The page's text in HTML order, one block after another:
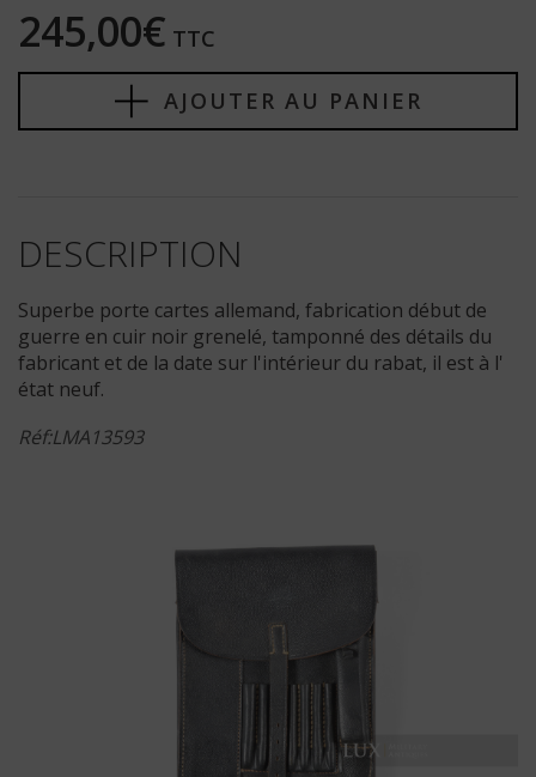
245,00€ TTC
AJOUTER AU PANIER
DESCRIPTION
Superbe porte cartes allemand, fabrication début de
guerre en cuir noir grenelé, tamponné des détails du
fabricant et de la date sur l'intérieur du rabat, il est à l'
état neuf.
Réf:LMA13593